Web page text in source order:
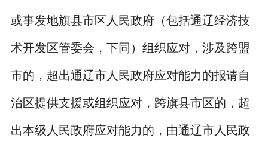
或事发地旗县市区人民政府（包括通辽经济技
术开发区管委会，下同）组织应对，涉及跨盟
市的，超出通辽市人民政府应对能力的报请自
治区提供支援或组织应对，跨旗县市区的，超
出本级人民政府应对能力的，由通辽市人民政